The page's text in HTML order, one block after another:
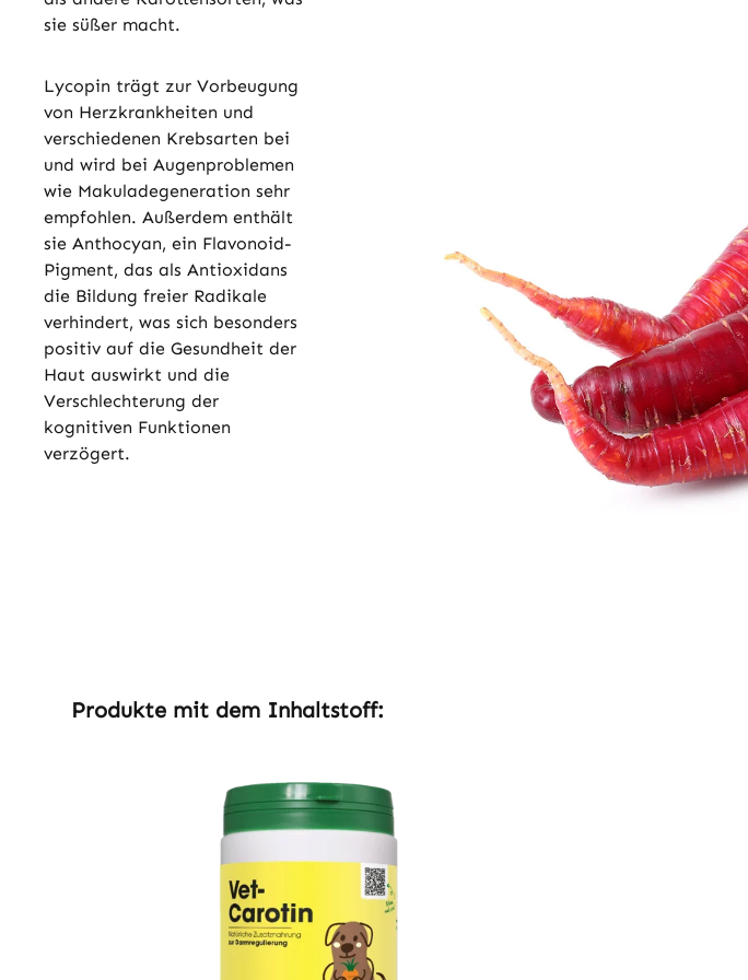
sie süßer macht.
Lycopin trägt zur Vorbeugung
von Herzkrankheiten und
verschiedenen Krebsarten bei
und wird bei Augenproblemen
wie Makuladegeneration sehr
empfohlen. Außerdem enthält
sie Anthocyan, ein Flavonoid-
Pigment, das als Antioxidans
die Bildung freier Radikale
verhindert, was sich besonders
positiv auf die Gesundheit der
Haut auswirkt und die
Verschlechterung der
kognitiven Funktionen
verzögert.
Produktgalerie überspringen
Produkte mit dem Inhaltstoff: